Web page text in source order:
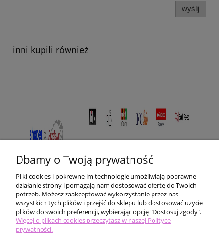
wyślij
inni kupili również
Pomoc
Dbamy o Twoją prywatność
Pliki cookies i pokrewne im technologie umożliwiają poprawne
działanie strony i pomagają nam dostosować ofertę do Twoich
potrzeb. Możesz zaakceptować wykorzystanie przez nas
wszystkich tych plików i przejść do sklepu lub dostosować użycie
plików do swoich preferencji, wybierając opcję "Dostosuj zgody".
Więcej o plikach cookies przeczytasz w naszej Polityce
prywatności.